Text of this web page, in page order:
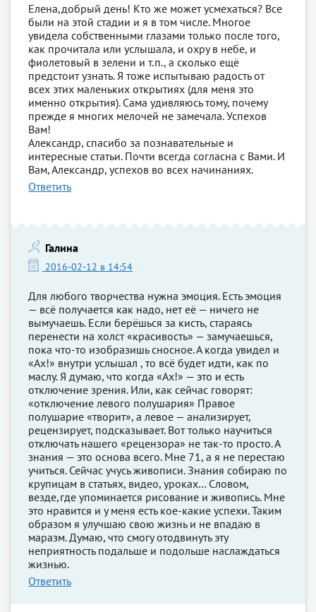
Елена,добрый день! Кто же может усмехаться? Все
были на этой стадии и я в том числе. Многое
увидела собственными глазами только после того,
как прочитала или услышала, и охру в небе, и
фиолетовый в зелени и т.п., а сколько ещё
предстоит узнать. Я тоже испытываю радость от
всех этих маленьких открытиях (для меня это
именно открытия). Сама удивляюсь тому, почему
прежде я многих мелочей не замечала. Успехов
Вам!
Александр, спасибо за познавательные и
интересные статьи. Почти всегда согласна с Вами. И
Вам, Александр, успехов во всех начинаниях.
Ответить
Галина
2016-02-12 в 14:54
Для любого творчества нужна эмоция. Есть эмоция
— всё получается как надо, нет её — ничего не
вымучаешь. Если берёшься за кисть, стараясь
перенести на холст «красивость» — замучаешься,
пока что-то изобразишь сносное. А когда увидел и
«Ах!» внутри услышал , то всё будет идти, как по
маслу. Я думаю, что когда «Ах!» — это и есть
отключение зрения. Или, как сейчас говорят:
«отключение левого полушария» Правое
полушарие «творит», а левое — анализирует,
рецензирует, подсказывает. Вот только научиться
отключать нашего «рецензора» не так-то просто. А
знания — это основа всего. Мне 71, а я не перестаю
учиться. Сейчас учусь живописи. Знания собираю по
крупицам в статьях, видео, уроках… Словом,
везде,где упоминается рисование и живопись. Мне
это нравится и у меня есть кое-какие успехи. Таким
образом я улучшаю свою жизнь и не впадаю в
маразм. Думаю, что смогу отодвинуть эту
неприятность подальше и подольше наслаждаться
жизнью.
Ответить